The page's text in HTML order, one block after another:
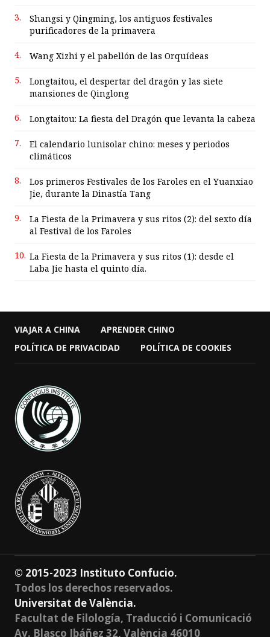
3.
Shangsi y Qingming, los antiguos festivales
purificadores de la primavera
4. Wang Xizhi y el pabellón de las Orquídeas
5.
Longtaitou, el despertar del dragón y las siete
mansiones de Qinglong
6. Longtaitou: La fiesta del Dragón que levanta la cabeza
7.
El calendario lunisolar chino: meses y periodos
climáticos
8.
Los primeros Festivales de los Faroles en el Yuanxiao
Jie, durante la Dinastía Tang
9.
La Fiesta de la Primavera y sus ritos (2): del sexto día
al Festival de los Faroles
10. La Fiesta de la Primavera y sus ritos (1): desde el
Laba Jie hasta el quinto día.
VIAJAR A CHINA
APRENDER CHINO
POLÍTICA DE PRIVACIDAD
POLÍTICA DE COOKIES
© 2015-2023 Instituto Confucio.
Todos los derechos reservados.
Universitat de València.
Facultat de Filología, Traducció i Comunicació
Av. Blasco Ibáñez 32, València 46010